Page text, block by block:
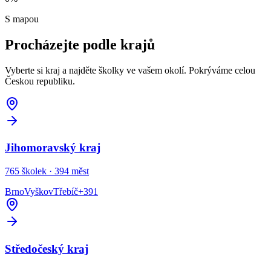
S mapou
Procházejte podle krajů
Vyberte si kraj a najděte školky ve vašem okolí. Pokrýváme celou
Českou republiku.
Jihomoravský kraj
765 školek · 394 měst
BrnoVyškovTřebíč+391
Středočeský kraj